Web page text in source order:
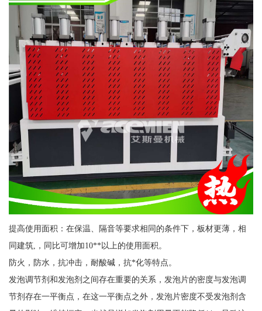
提高使用面积：在保温、隔音等要求相同的条件下，板材更薄，相
同建筑,，同比可增加10**以上的使用面积。
防火，防水，抗冲击，耐酸碱，抗*化等特点。
发泡调节剂和发泡剂之间存在重要的关系，发泡片的密度与发泡调
节剂存在一平衡点，在这一平衡点之外，发泡片密度不受发泡剂含